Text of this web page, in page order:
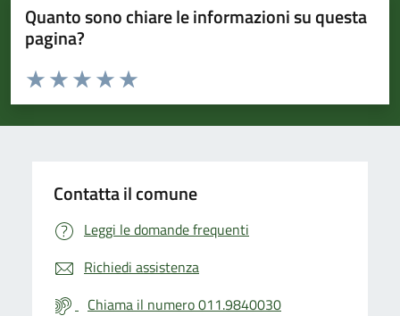
Quanto sono chiare le informazioni su questa
pagina?
Valuta da 1 a 5 stelle la pagina
Valuta 5 stelle su 5
Valuta 4 stelle su 5
Valuta 3 stelle su 5
Valuta 2 stelle su 5
Valuta 1 stelle su 5
Contatta il comune
Leggi le domande frequenti
Richiedi assistenza
Chiama il numero 011.9840030